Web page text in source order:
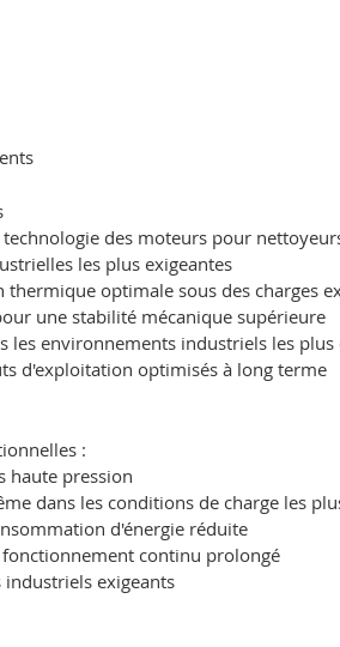
des moteurs pour
les plus exigeantes
optimale sous des charges
une stabilité mécanique supérieure
les environnements industriels les
d'exploitation optimisés à long terme
:
haute pression
dans les conditions de charge les
d'énergie réduite
continu prolongé
exigeants